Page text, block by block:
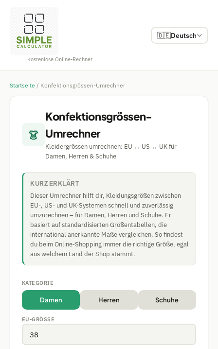
Kostenlose Online-Rechner
🇩🇪Deutsch
Startseite / Konfektionsgrössen-Umrechner
👗
Konfektionsgrössen-
Umrechner
Kleidergrössen umrechnen: EU ↔ US ↔ UK für
Damen, Herren & Schuhe
KURZ ERKLÄRT
Dieser Umrechner hilft dir, Kleidungsgrößen zwischen
EU-, US- und UK-Systemen schnell und zuverlässig
umzurechnen – für Damen, Herren und Schuhe. Er
basiert auf standardisierten Größentabellen, die
international anerkannte Maße vergleichen. So findest
du beim Online-Shopping immer die richtige Größe, egal
aus welchem Land der Shop stammt.
KATEGORIE
Damen Herren Schuhe
EU-GRÖSSE